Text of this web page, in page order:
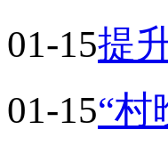
01-15提
01-15“村